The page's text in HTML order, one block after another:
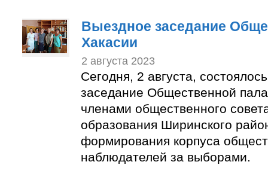
Выездное заседание
Хакасии
2 августа 2023
Сегодня, 2 августа,
заседание Общественной
членами общественного
образования Ширинского
формирования корпуса
наблюдателей за выборами.